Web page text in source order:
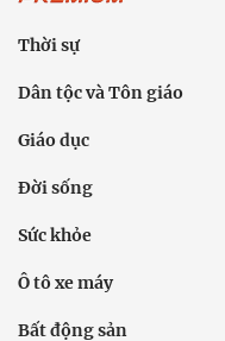
Thời sự
Dân tộc và Tôn giáo
Giáo dục
Đời sống
Sức khỏe
Ô tô xe máy
Bất động sản